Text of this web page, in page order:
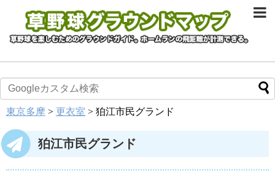
東京多摩 > 更衣室 > 狛江市民グランド
狛江市民グランド